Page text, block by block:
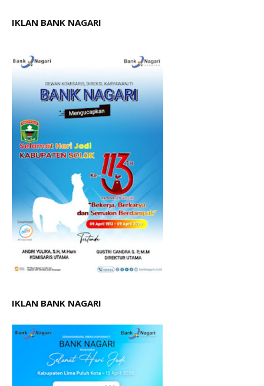
IKLAN BANK NAGARI
IKLAN BANK NAGARI